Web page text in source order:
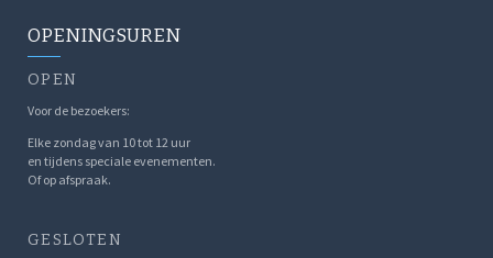
OPENINGSUREN
OPEN
Voor de bezoekers:
Elke zondag van 10 tot 12 uur
en tijdens speciale evenementen.
Of op afspraak.
GESLOTEN